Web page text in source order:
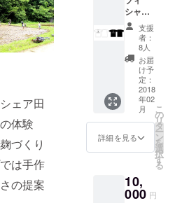
ェア田
体験
づくり
は手作
の提案
日は
バーの
オープ
ン日に
合わせ
ます）
・オリ
ジナル
ステッ
カー4枚
セット
・お礼
シャルT
シャ
ツ 1枚
（ホッ
プ／白
or黒）
サイズ
はM・
L・XL
・宇宙
ビール
チケッ
ト5枚
（イベ
宇宙
バーで
支援
者：
8人
お届
け予
定：
2018
年02
月
詳細を見る
こ
の
リ
タ
ー
ン
を
選
択
す
る
10,
000 円